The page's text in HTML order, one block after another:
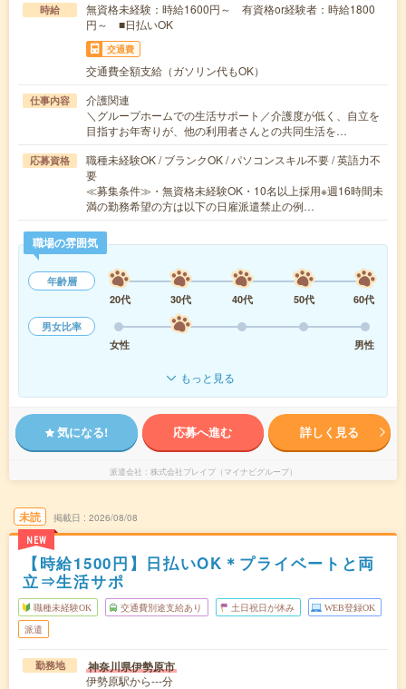
時給
無資格未経験：時給1600円～ 有資格or経験者：時給1800
円～ ■日払いOK
交通費
交通費全額支給（ガソリン代もOK）
仕事内容
介護関連
＼グループホームでの生活サポート／介護度が低く、自立を
目指すお年寄りが、他の利用者さんとの共同生活を…
応募資格
職種未経験OK / ブランクOK / パソコンスキル不要 / 英語力不
要
≪募集条件≫・無資格未経験OK・10名以上採用※週16時間未
満の勤務希望の方は以下の日雇派遣禁止の例…
職場の雰囲気
年齢層
20代
30代 40代 50代
60代
男女比率
女性
男性
もっと見る
気になる! 応募へ進む 詳しく見る
派遣会社 株式会社ブレイブ（マイナビグループ）
未読
NEW
掲載日 2026/08/08
【時給1500円】日払いOK＊プライベートと両
立⇒生活サポ
職種未経験OK 交通費別途支給あり 土日祝日が休み WEB登録OK
派遣
勤務地 神奈川県伊勢原市
伊勢原駅から---分